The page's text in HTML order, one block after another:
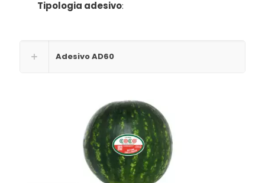
Tipologia adesivo:
Adesivo AD60